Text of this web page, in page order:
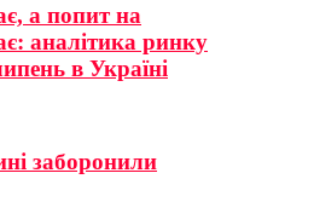
а попит на
аналітика ринку
в Україні
заборонили